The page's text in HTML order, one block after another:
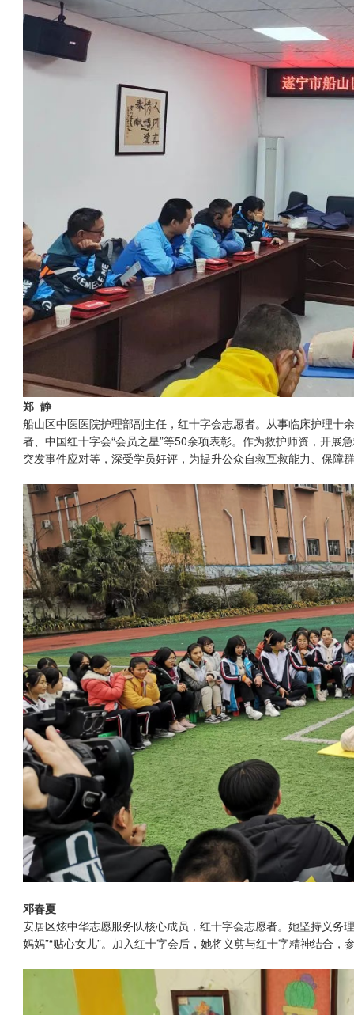
郑 静
船山区中医医院护理部副主任，红十字会志愿者。从事临床护理
者、中国红十字会“会员之星”等50余项表彰。作为救护师资，开
突发事件应对等，深受学员好评，为提升公众自救互救能力、保障
邓春夏
安居区炫中华志愿服务队核心成员，红十字会志愿者。她坚持义务
妈妈”“贴心女儿”。加入红十字会后，她将义剪与红十字精神结合